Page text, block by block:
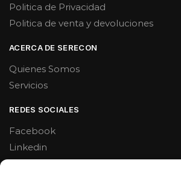
Politica de Privacidad
Politica de venta y devoluciones
ACERCA DE SERECON
Quienes Somos
Servicios
REDES SOCIALES
Facebook
Linkedin
Youtube